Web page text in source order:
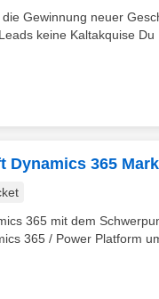
die Gewinnung neuer
keine Kaltakquise Du
365
365 mit dem
365 / Power Platform